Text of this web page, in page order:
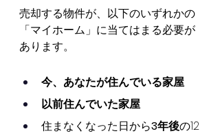
売却する物件が、以下のいずれかの
「マイホーム」に当てはまる必要が
あります。
今、あなたが住んでいる家屋
以前住んでいた家屋
住まなくなった日から3年後の12